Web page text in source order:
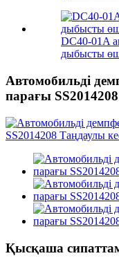
DC40-01A
дыбысты
Автомобильді
парағы SS2014208
Қысқаша